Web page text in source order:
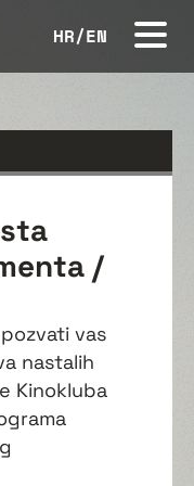
HR/EN
/
vas
nastalih
Kinokluba